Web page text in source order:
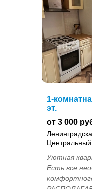
1-
эт.
от 3 000
Уютная
Есть все